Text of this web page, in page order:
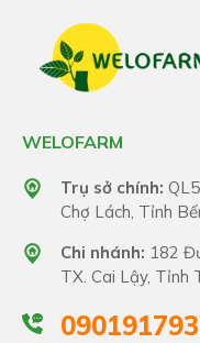
WELOFARM
Trụ sở chính:
Chợ Lách, Tỉnh
Chi nhánh: 182
TX. Cai Lậy, Tỉnh